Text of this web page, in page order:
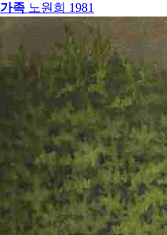
가족 노원희 1981